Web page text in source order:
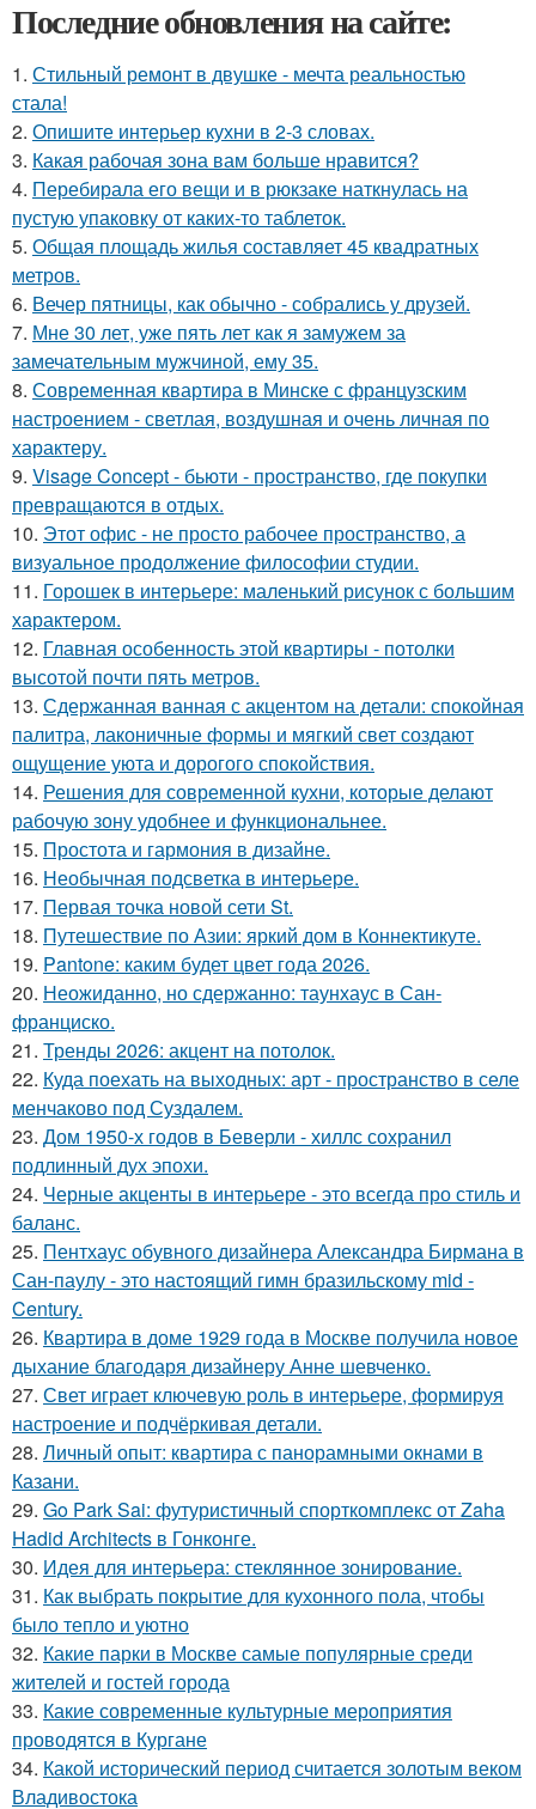
Последние обновления на сайте:
1. Стильный ремонт в двушке - мечта реальностью
стала!
2. Опишите интерьер кухни в 2-3 словах.
3. Какая рабочая зона вам больше нравится?
4. Перебирала его вещи и в рюкзаке наткнулась на
пустую упаковку от каких-то таблеток.
5. Общая площадь жилья составляет 45 квадратных
метров.
6. Вечер пятницы, как обычно - собрались у друзей.
7. Мне 30 лет, уже пять лет как я замужем за
замечательным мужчиной, ему 35.
8. Современная квартира в Минске с французским
настроением - светлая, воздушная и очень личная по
характеру.
9. Visage Concept - бьюти - пространство, где покупки
превращаются в отдых.
10. Этот офис - не просто рабочее пространство, а
визуальное продолжение философии студии.
11. Горошек в интерьере: маленький рисунок с большим
характером.
12. Главная особенность этой квартиры - потолки
высотой почти пять метров.
13. Сдержанная ванная с акцентом на детали: спокойная
палитра, лаконичные формы и мягкий свет создают
ощущение уюта и дорогого спокойствия.
14. Решения для современной кухни, которые делают
рабочую зону удобнее и функциональнее.
15. Простота и гармония в дизайне.
16. Необычная подсветка в интерьере.
17. Первая точка новой сети St.
18. Путешествие по Азии: яркий дом в Коннектикуте.
19. Pantone: каким будет цвет года 2026.
20. Неожиданно, но сдержанно: таунхаус в Сан-
франциско.
21. Тренды 2026: акцент на потолок.
22. Куда поехать на выходных: арт - пространство в селе
менчаково под Суздалем.
23. Дом 1950-х годов в Беверли - хиллс сохранил
подлинный дух эпохи.
24. Черные акценты в интерьере - это всегда про стиль и
баланс.
25. Пентхаус обувного дизайнера Александра Бирмана в
Сан-паулу - это настоящий гимн бразильскому mid -
Century.
26. Квартира в доме 1929 года в Москве получила новое
дыхание благодаря дизайнеру Анне шевченко.
27. Свет играет ключевую роль в интерьере, формируя
настроение и подчёркивая детали.
28. Личный опыт: квартира с панорамными окнами в
Казани.
29. Go Park Sai: футуристичный спорткомплекс от Zaha
Hadid Architects в Гонконге.
30. Идея для интерьера: стеклянное зонирование.
31. Как выбрать покрытие для кухонного пола, чтобы
было тепло и уютно
32. Какие парки в Москве самые популярные среди
жителей и гостей города
33. Какие современные культурные мероприятия
проводятся в Кургане
34. Какой исторический период считается золотым веком
Владивостока